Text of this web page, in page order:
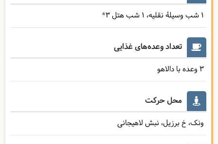
1 شب وسیلۀ نقلیه 1 شب هتل ۳*
تعداد وعده‌های غذایی
3 وعده با دالاهو
محل حرکت
ونک، خ برزیل، نبش لاهیجانی